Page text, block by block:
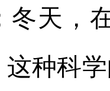
冬天，
种科